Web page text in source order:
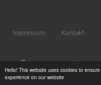
Hello! This website uses cookies to
experience on our website
Impressum Kontakt